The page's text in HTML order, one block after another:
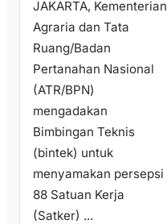
JAKARTA, Kementerian
Agraria dan Tata
Ruang/Badan
Pertanahan Nasional
(ATR/BPN)
mengadakan
Bimbingan Teknis
(bintek) untuk
menyamakan persepsi
88 Satuan Kerja
(Satker) ...